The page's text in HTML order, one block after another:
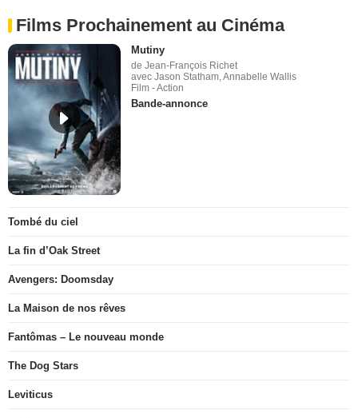
Films Prochainement au Cinéma
Mutiny
de Jean-François Richet
avec Jason Statham, Annabelle Wallis
Film - Action
Bande-annonce
Tombé du ciel
La fin d’Oak Street
Avengers: Doomsday
La Maison de nos rêves
Fantômas – Le nouveau monde
The Dog Stars
Leviticus